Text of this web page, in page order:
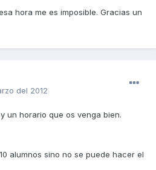
hora me es imposible. Gracias un
del 2012
un horario que os venga bien.
alumnos sino no se puede hacer el